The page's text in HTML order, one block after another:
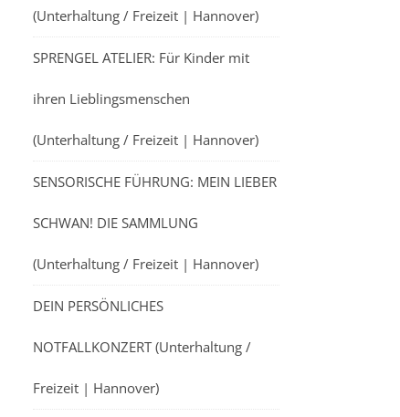
(Unterhaltung / Freizeit | Hannover)
SPRENGEL ATELIER: Für Kinder mit
ihren Lieblingsmenschen
(Unterhaltung / Freizeit | Hannover)
SENSORISCHE FÜHRUNG: MEIN LIEBER
SCHWAN! DIE SAMMLUNG
(Unterhaltung / Freizeit | Hannover)
DEIN PERSÖNLICHES
NOTFALLKONZERT (Unterhaltung /
Freizeit | Hannover)